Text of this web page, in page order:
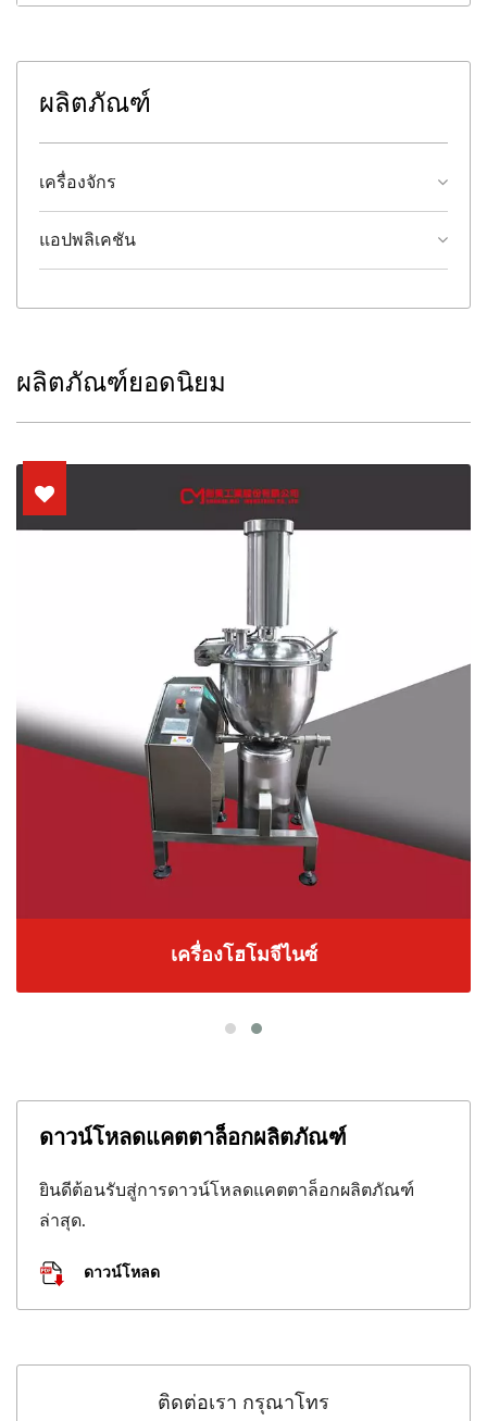
ผลิตภัณฑ์
เครื่องจักร
แอปพลิเคชัน
ผลิตภัณฑ์ยอดนิยม
เครื่องโฮโมจีไนซ์
ดาวน์โหลดแคตตาล็อกผลิตภัณฑ์
ยินดีต้อนรับสู่การดาวน์โหลดแคตตาล็อกผลิตภัณฑ์
ล่าสุด.
ดาวน์โหลด
ติดต่อเรา กรุณาโทร